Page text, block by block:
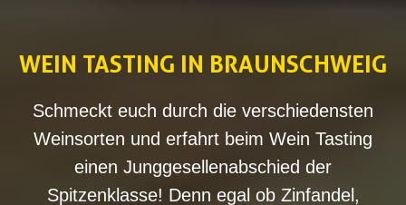
WEIN TASTING IN BRAUNSCHWEIG
Schmeckt euch durch die verschiedensten
Weinsorten und erfahrt beim Wein Tasting
einen Junggesellenabschied der
Spitzenklasse! Denn egal ob Zinfandel,